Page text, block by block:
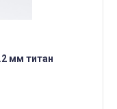
мм титан